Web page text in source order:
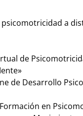
a
de
de Desarrollo
en